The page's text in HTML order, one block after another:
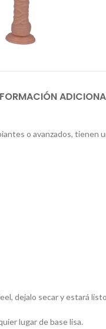
o avanzados, tienen
dejalo secar y estará
lugar de base lisa.